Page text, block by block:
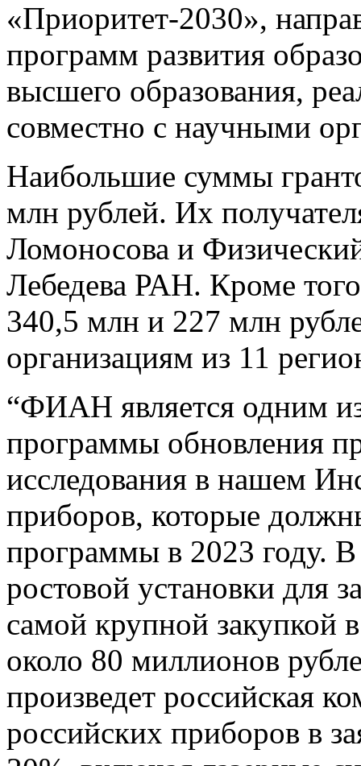
«Приоритет-2030»,
программ развития
высшего образования,
совместно с научными
Наибольшие суммы
млн рублей. Их
Ломоносова и
Лебедева РАН. Кроме
340,5 млн и 227 млн
организациям из 11
“ФИАН является одним
программы обновления
исследования в нашем
приборов, которые
программы в 2023 году.
ростовой установки для
самой крупной закупкой
около 80 миллионов
произведет российская
российских приборов в